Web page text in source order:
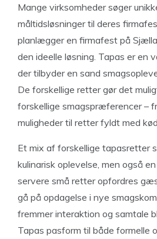
Mange virksomheder søger
måltidsløsninger til deres
planlægger en firmafest på
den ideelle løsning. Tapas er en
der tilbyder en sand
De forskellige retter gør det
forskellige smagspræferencer –
muligheder til retter fyldt med
Et mix af forskellige tapasretter
kulinarisk oplevelse, men også
servere små retter opfordres
gå på opdagelse i nye
fremmer interaktion og samtale
Tapas pasform til både formelle